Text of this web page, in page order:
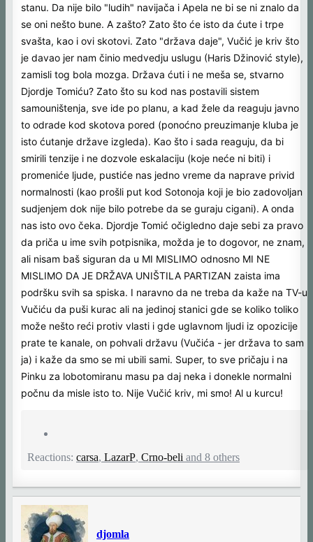
stanu. Da nije bilo "ludih" navijača i Apela ne bi se ni znalo da
se oni nešto bune. A zašto? Zato što će isto da ćute i trpe
svašta, kao i ovi skotovi. Zato "država daje", Vučić je kriv što
je davao jer nam činio medvedju uslugu (Haris Džinović style),
zamisli tog bola mozga. Država ćuti i ne meša se, stvarno
Djordje Tomiću? Zato što su kod nas postavili sistem
samouništenja, sve ide po planu, a kad žele da reaguju javno
to odrade kod skotova pored (ponoćno preuzimanje kluba je
isto ćutanje države izgleda). Kao što i sada reaguju, da bi
smirili tenzije i ne dozvole eskalaciju (koje neće ni biti) i
promeniće ljude, pustiće nas jedno vreme da naprave privid
normalnosti (kao prošli put kod Sotonoja koji je bio zadovoljan
sudjenjem dok nije bilo potrebe da se guraju cigani). A onda
nas isto ovo čeka. Djordje Tomić očigledno daje sebi za pravo
da priča u ime svih potpisnika, možda je to dogovor, ne znam,
ali nisam baš siguran da u MI MISLIMO odnosno MI NE
MISLIMO DA JE DRŽAVA UNIŠTILA PARTIZAN zaista ima
podršku svih sa spiska. I naravno da ne treba da kaže na TV-u
Vučiću da puši kurac ali na jedinoj stanici gde se koliko toliko
može nešto reći protiv vlasti i gde uglavnom ljudi iz opozicije
prate te kanale, on pohvali državu (Vučića - jer država to sam
ja) i kaže da smo se mi ubili sami. Super, to sve pričaju i na
Pinku za lobotomiranu masu pa daj neka i donekle normalni
počnu da misle isto to. Nije Vučić kriv, mi smo! Al u kurcu!
Reactions: carsa, LazarP, Crno-beli and 8 others
djomla